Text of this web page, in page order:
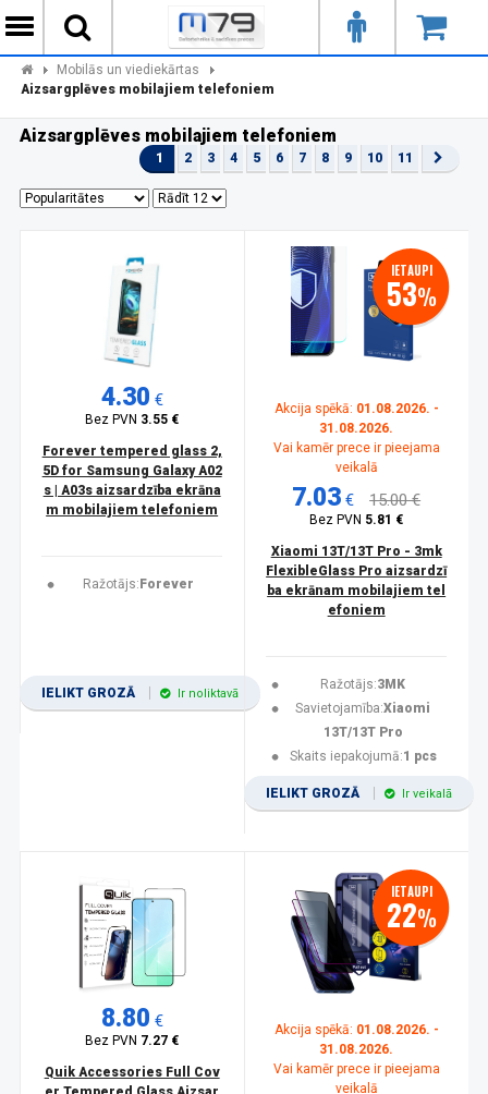
Mobilās un viediekārtas
Aizsargplēves mobilajiem telefoniem
Aizsargplēves mobilajiem telefoniem
1 2 3 4 5 6 7 8 9 10 11
4.30 €
Bez PVN 3.55 €
Forever tempered glass 2,
5D for Samsung Galaxy A02
s | A03s aizsardzība ekrāna
m mobilajiem telefoniem
Ražotājs: Forever
IELIKT GROZĀ Ir noliktavā
IETAUPI
53%
Akcija spēkā: 01.08.2026. -
31.08.2026.
Vai kamēr prece ir pieejama
veikalā
7.03 € 15.00 €
Bez PVN 5.81 €
Xiaomi 13T/13T Pro - 3mk
FlexibleGlass Pro aizsardzī
ba ekrānam mobilajiem tel
efoniem
Ražotājs:3MK
Savietojamība:Xiaomi
13T/13T Pro
Skaits iepakojumā:1 pcs
IELIKT GROZĀ Ir veikalā
8.80 €
Bez PVN 7.27 €
Quik Accessories Full Cov
IETAUPI
22%
Akcija spēkā: 01.08.2026. -
31.08.2026.
Vai kamēr prece ir pieejama
veikalā